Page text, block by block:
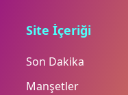
Site İçeriği
Son Dakika
Manşetler